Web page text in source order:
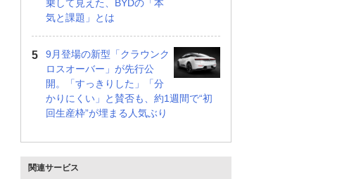
乗して見えた、BYDの「本
気と課題」とは
9月登場の新型「クラウンク
ロスオーバー」が先行公
開。「すっきりした」「分
かりにくい」と賛否も、約1週間で“初
回生産枠”が埋まる人気ぶり
関連サービス